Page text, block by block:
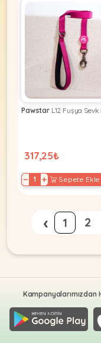
PawstarL12 Fuşya Sevk
317,25₺
− + Sepete Ekle
‹ 1 2
Kampanyalarımızdan